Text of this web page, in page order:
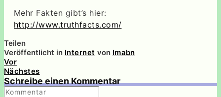
Mehr Fakten gibt’s hier:
http://www.truthfacts.com/
Teilen
Veröffentlicht in Internet von lmabn
Vor
Nächstes
Schreibe einen Kommentar